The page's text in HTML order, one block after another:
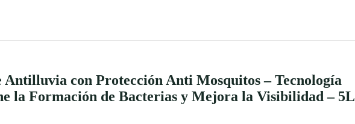
con Protección Anti Mosquitos – Tecnología
la Formación de Bacterias y Mejora la Visibilidad – 5L